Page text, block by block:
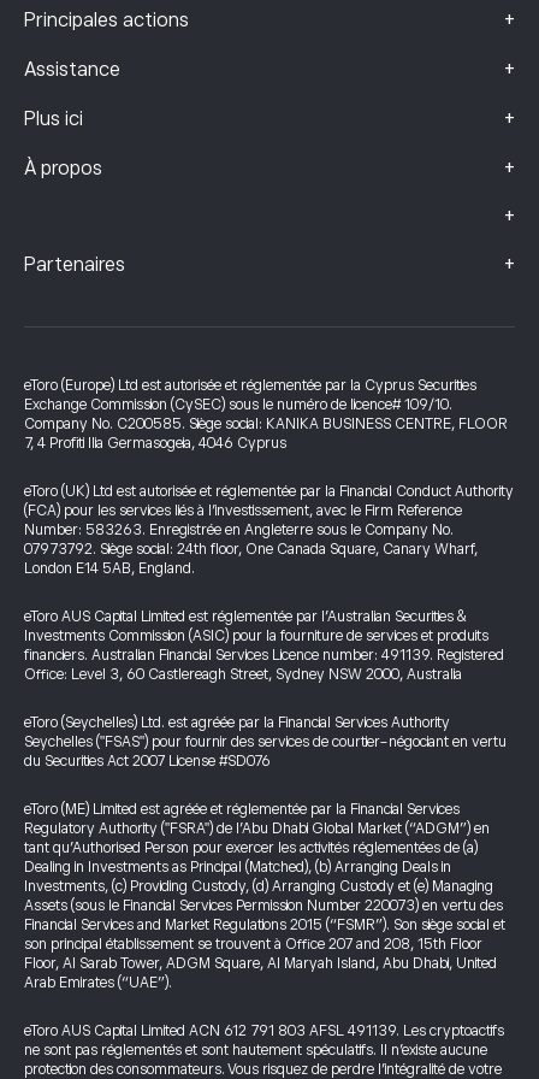
Principales actions +
Assistance +
Plus ici +
À propos +
+
Partenaires +
eToro (Europe) Ltd est autorisée et réglementée par la Cyprus Securities
Exchange Commission (CySEC) sous le numéro de licence# 109/10.
Company No. C200585. Siège social: KANIKA BUSINESS CENTRE, FLOOR
7, 4 Profiti Ilia Germasogeia, 4046 Cyprus
eToro (UK) Ltd est autorisée et réglementée par la Financial Conduct Authority
(FCA) pour les services liés à l’investissement, avec le Firm Reference
Number: 583263. Enregistrée en Angleterre sous le Company No.
07973792. Siège social: 24th floor, One Canada Square, Canary Wharf,
London E14 5AB, England.
eToro AUS Capital Limited est réglementée par l’Australian Securities &
Investments Commission (ASIC) pour la fourniture de services et produits
financiers. Australian Financial Services Licence number: 491139. Registered
Office: Level 3, 60 Castlereagh Street, Sydney NSW 2000, Australia
eToro (Seychelles) Ltd. est agréée par la Financial Services Authority
Seychelles ("FSAS") pour fournir des services de courtier-négociant en vertu
du Securities Act 2007 License #SD076
eToro (ME) Limited est agréée et réglementée par la Financial Services
Regulatory Authority ("FSRA") de l’Abu Dhabi Global Market (“ADGM”) en
tant qu’Authorised Person pour exercer les activités réglementées de (a)
Dealing in Investments as Principal (Matched), (b) Arranging Deals in
Investments, (c) Providing Custody, (d) Arranging Custody et (e) Managing
Assets (sous le Financial Services Permission Number 220073) en vertu des
Financial Services and Market Regulations 2015 (“FSMR”). Son siège social et
son principal établissement se trouvent à Office 207 and 208, 15th Floor
Floor, Al Sarab Tower, ADGM Square, Al Maryah Island, Abu Dhabi, United
Arab Emirates (“UAE”).
eToro AUS Capital Limited ACN 612 791 803 AFSL 491139. Les cryptoactifs
ne sont pas réglementés et sont hautement spéculatifs. Il n’existe aucune
protection des consommateurs. Vous risquez de perdre l’intégralité de votre